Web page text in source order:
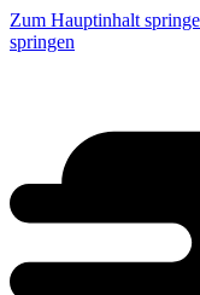
Zum Hauptinhalt
springen